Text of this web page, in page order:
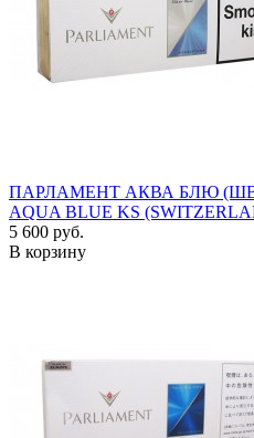
ПАРЛАМЕНТ АКВА БЛЮ
AQUA BLUE KS
5 600 руб.
В корзину